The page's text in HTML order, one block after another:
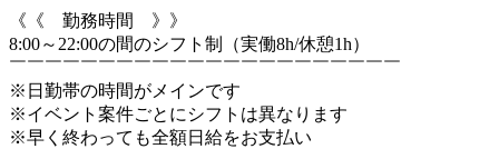
《《 勤務時間 》》
8:00～22:00の間のシフト制（実働8h/休憩1h）
￣￣￣￣￣￣￣￣￣￣￣￣￣￣￣￣￣￣￣￣￣￣
※日勤帯の時間がメインです
※イベント案件ごとにシフトは異なります
※早く終わっても全額日給をお支払い